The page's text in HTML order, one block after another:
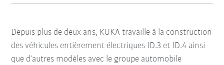
Depuis plus de deux ans, KUKA travaille à la construction
des véhicules entièrement électriques ID.3 et ID.4 ainsi
que d’autres modèles avec le groupe automobile